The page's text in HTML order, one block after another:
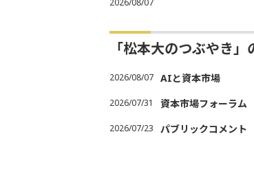
「松本大のつぶやき
2026/08/07 AIと資本市場
2026/07/31 資本市場フォーラム
2026/07/23 パブリックコメント